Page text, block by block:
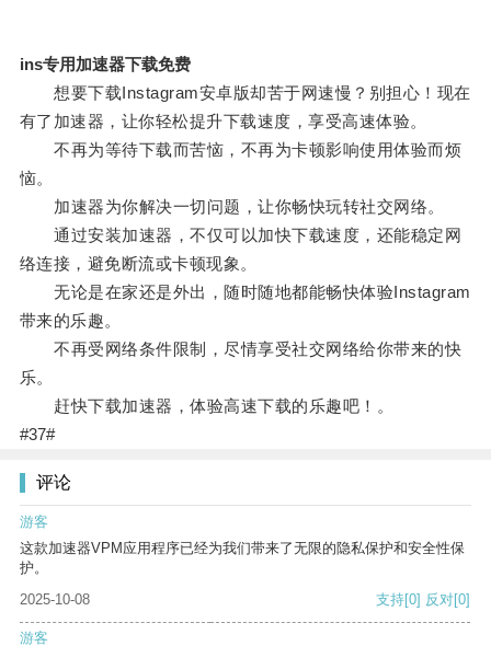
ins专用加速器下载免费
想要下载Instagram安卓版却苦于网速慢？别担心！现在
有了加速器，让你轻松提升下载速度，享受高速体验。
不再为等待下载而苦恼，不再为卡顿影响使用体验而烦
恼。
加速器为你解决一切问题，让你畅快玩转社交网络。
通过安装加速器，不仅可以加快下载速度，还能稳定网
络连接，避免断流或卡顿现象。
无论是在家还是外出，随时随地都能畅快体验Instagram
带来的乐趣。
不再受网络条件限制，尽情享受社交网络给你带来的快
乐。
赶快下载加速器，体验高速下载的乐趣吧！。
#37#
评论
游客
这款加速器VPM应用程序已经为我们带来了无限的隐私保护和安全性保
护。
2025-10-08
支持[0] 反对[0]
游客